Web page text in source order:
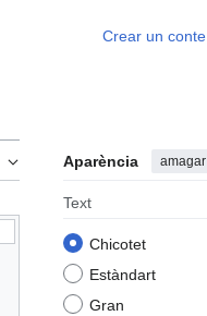
Crear un conte
Aparència amagar
Text
Chicotet
Estàndart
Gran